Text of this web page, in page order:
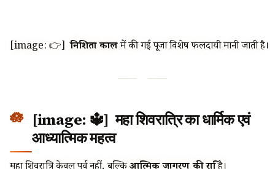
[image: 👉]निशिता कालमें की गई पूजा विशेष फलदायी मानी जाती है।
[image: 🔱] महा शिवरात्रि का धार्मिक एवं
आध्यात्मिक महत्व